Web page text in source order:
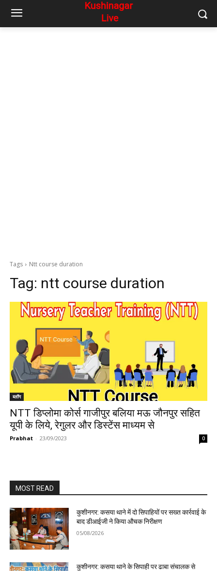
Tags Ntt course duration
Tag: ntt course duration
ब्लॉग
NTT डिप्लोमा कोर्स गाजीपुर बलिया मऊ जौनपुर सहित
यूपी के लिये, रेगुलर और डिस्टेंस माध्यम से
Prabhat - 23/09/2023 0
MOST READ
कुशीनगर: कसया थाने में दो सिपाहियों पर सख्त कार्रवाई के
बाद डीआईजी ने किया औचक निरीक्षण
05/08/2026
कुशीनगर: कसया थाने के सिपाही पर ढाबा संचालक से